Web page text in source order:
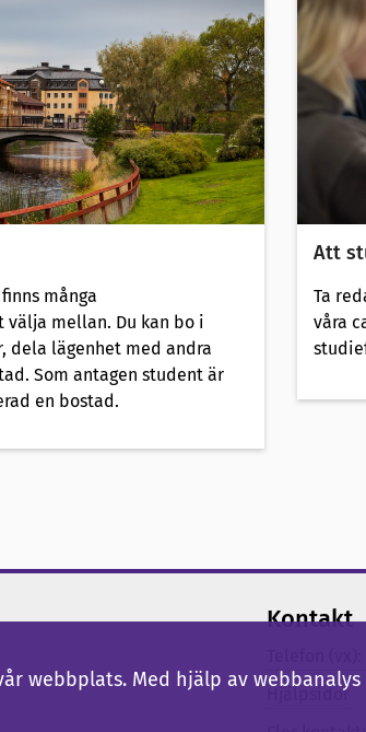
många
mellan. Du kan bo i
dela lägenhet med andra
Som antagen student är
en bostad.
Att
Ta
våra
Kontakt
Hjälpsidor
webbplats. Med hjälp av